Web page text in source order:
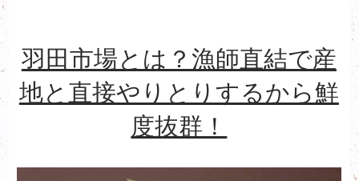
羽田市場とは？漁師直結で産
地と直接やりとりするから鮮
度抜群！